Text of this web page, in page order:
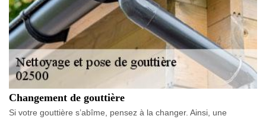
Changement de gouttière
Si votre gouttière s’abîme, pensez à la changer. Ainsi, une